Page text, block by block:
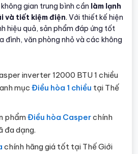
gian trung bình cần làm lạnh
và tiết kiệm điện. Với thiết kế hiện
hiệu quả, sản phẩm đáp ứng tốt
đình, văn phòng nhỏ và các không
inverter 12000 BTU 1 chiều
mục Điều hòa 1 chiều tại Thế
phẩmĐiều hòa Casperchính
đa dạng.
chính hãng giá tốt tại Thế Giới